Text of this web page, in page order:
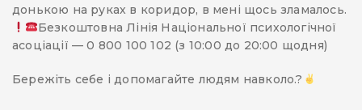
донькою на руках в коридор, в мені щось зламалось.
Безкоштовна Лінія Національної психологічної
асоціації — 0 800 100 102 (з 10:00 до 20:00 щодня)
Бережіть себе і допомагайте людям навколо.?